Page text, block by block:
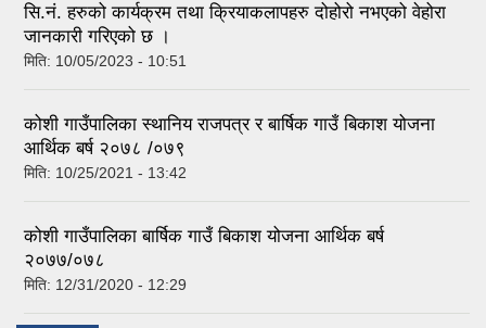
सि.नं. हरुको कार्यक्रम तथा क्रियाकलापहरु दोहोरो नभएको वेहोरा
जानकारी गरिएको छ ।
मिति: 10/05/2023 - 10:51
कोशी गाउँपालिका स्थानिय राजपत्र र बार्षिक गाउँ बिकाश योजना
आर्थिक बर्ष २०७८ /०७९
मिति: 10/25/2021 - 13:42
कोशी गाउँपालिका बार्षिक गाउँ बिकाश योजना आर्थिक बर्ष
२०७७/०७८
मिति: 12/31/2020 - 12:29